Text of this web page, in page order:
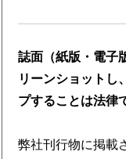
誌面（紙版・電子
リーンショットし
プすることは法律
弊社刊行物に掲載